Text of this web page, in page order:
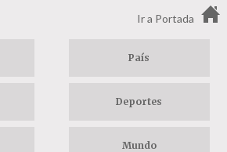
Ir a Portada
País
Deportes
Mundo